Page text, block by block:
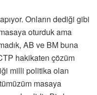
Onların dediği gibi
oturduk ama
AB ve BM buna
hakikaten çözüm
milli politika olan
masaya